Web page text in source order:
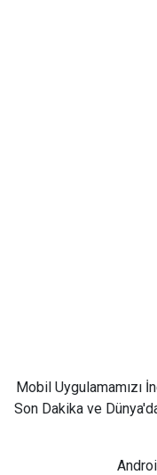
Mobil Uygulamamızı
Son Dakika ve